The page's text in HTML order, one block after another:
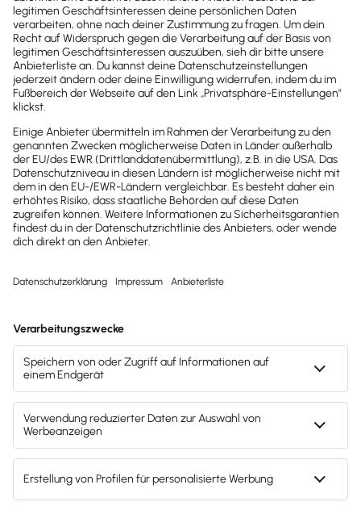
Info
Einkommensanpassungen nach oben und
unten möglich
Nicht abziehbare Aufwendungen können auch
zu einer
Das ist immer dann der Fall, wenn sich im
Steuerbilanzgewinn Erstattungen zu nicht
abziehbaren Steuern (z.B.
Solidaritätszuschlag, Körperschaftsteuer,
Gewerbesteuer, Zinsen auf Steuern) befinden.
Die als Einnahmen erfassten Erstattungen
Einkommensermittlung wieder abzuziehen.
Sonderfall bei der Körperschaftsteuer: Verdeckte
Gewinnausschüttung
Bei der Einkommensermittlung schaut der
Sachbearbeiter oder der Prüfer im Finanzamt
akribisch darauf, dass die Vereinbarungen und die
Zahlungen zwischen dem Gesellschafter und der
körperschaftsteuerlichen Gesellschaftfremdüblich